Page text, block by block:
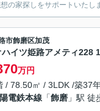
の家探しをサポートいたし
市飾磨区加茂
ハイツ姫路アメティ228
万円
/ 78.50㎡ / 3LDK /築37
電鉄本線 「飾磨 」駅 徒